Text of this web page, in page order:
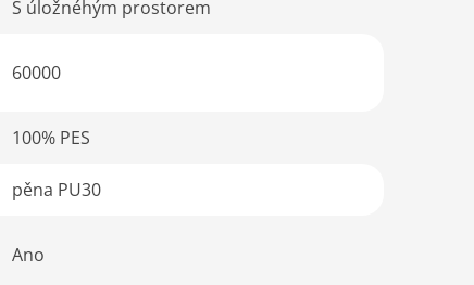
S úložnéhým prostorem
60000
100% PES
pěna PU30
Ano